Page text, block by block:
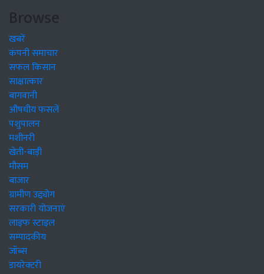
Browse
खबरें
कंपनी समाचार
सफल किसान
साक्षात्कार
बागवानी
औषधीय फसलें
पशुपालन
मशीनरी
खेती-बाड़ी
मौसम
बाजार
ग्रामीण उद्द्योग
सरकारी योजनाएं
लाइफ स्टाइल
सम्पादकीय
जॉब्स
डायरेक्टरी